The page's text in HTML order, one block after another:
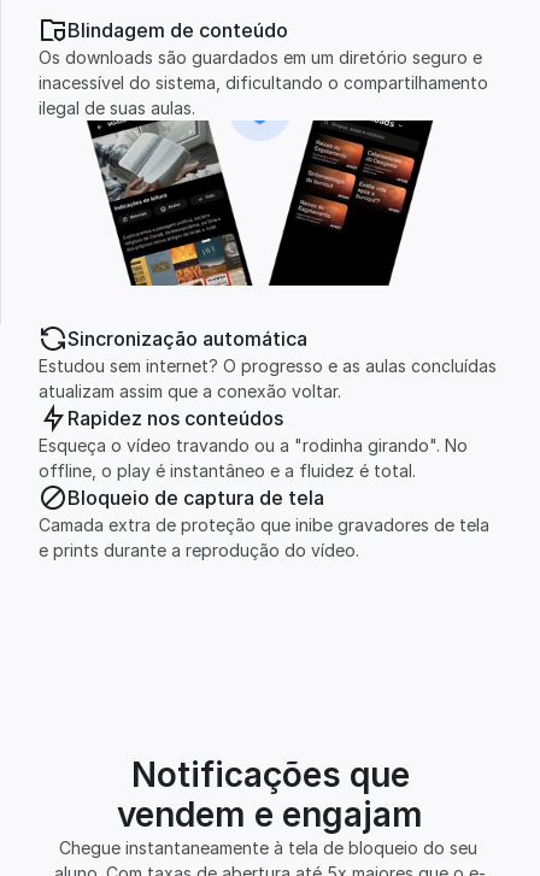
Blindagem de conteúdo
Os downloads são guardados em um diretório seguro e
inacessível do sistema, dificultando o compartilhamento
ilegal de suas aulas.
Sincronização automática
Estudou sem internet? O progresso e as aulas concluídas
atualizam assim que a conexão voltar.
Rapidez nos conteúdos
Esqueça o vídeo travando ou a "rodinha girando". No
offline, o play é instantâneo e a fluidez é total.
Bloqueio de captura de tela
Camada extra de proteção que inibe gravadores de tela
e prints durante a reprodução do vídeo.
Notificações que
vendem e engajam
Chegue instantaneamente à tela de bloqueio do seu